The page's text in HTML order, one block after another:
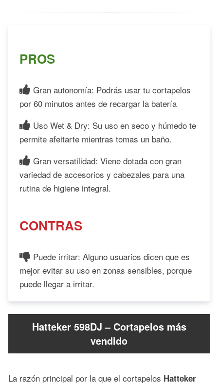
PROS
Gran autonomía: Podrás usar tu cortapelos
por 60 minutos antes de recargar la batería
Uso Wet & Dry: Su uso en seco y húmedo te
permite afeitarte mientras tomas un baño.
Gran versatilidad: Viene dotada con gran
variedad de accesorios y cabezales para una
rutina de higiene integral.
CONTRAS
Puede irritar: Alguno usuarios dicen que es
mejor evitar su uso en zonas sensibles, porque
puede llegar a irritar.
Hatteker 598DJ – Cortapelos más
vendido
La razón principal por la que el cortapelos Hatteker